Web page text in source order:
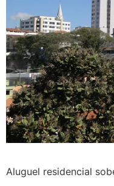
Aluguel residencial